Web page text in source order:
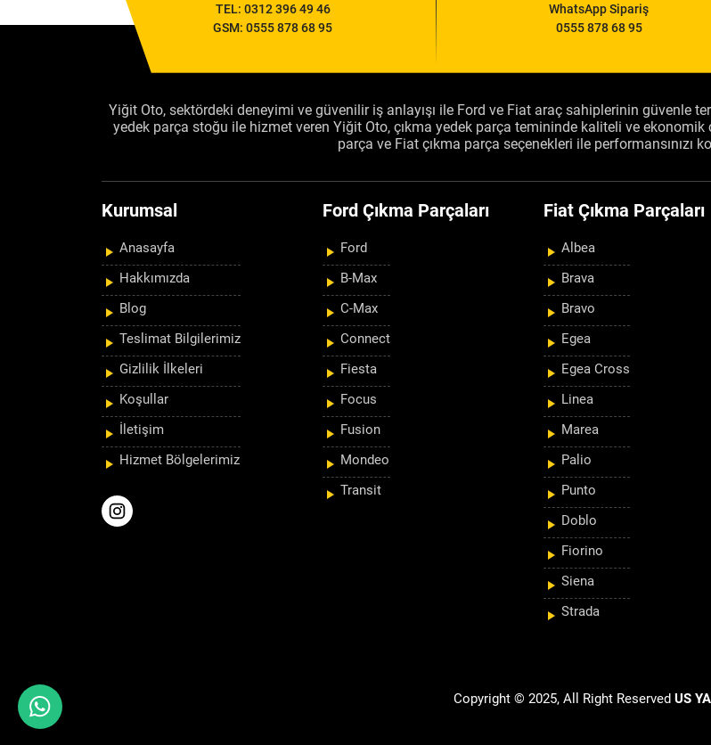
TEL: 0312 396 49 46
GSM:0555 878 68 95
WhatsApp Sipariş
0555 878 68 95
Yiğit Oto, sektördeki deneyimi ve güvenilir iş anlayışı ile Ford ve Fiat araç sahiplerinin güvenle
yedek parça stoğu ile hizmet veren Yiğit Oto, çıkma yedek parça temininde kaliteli ve ekonomik
parça ve Fiat çıkma parça seçenekleri ile performansınızı
Kurumsal
Anasayfa
Hakkımızda
Blog
Teslimat Bilgilerimiz
Gizlilik İlkeleri
Koşullar
İletişim
Hizmet Bölgelerimiz
Ford Çıkma Parçaları
Ford
B-Max
C-Max
Connect
Fiesta
Focus
Fusion
Mondeo
Transit
Fiat Çıkma Parçaları
Albea
Brava
Bravo
Egea
Egea Cross
Linea
Marea
Palio
Punto
Doblo
Fiorino
Siena
Strada
Copyright © 2025, All Right Reserved US